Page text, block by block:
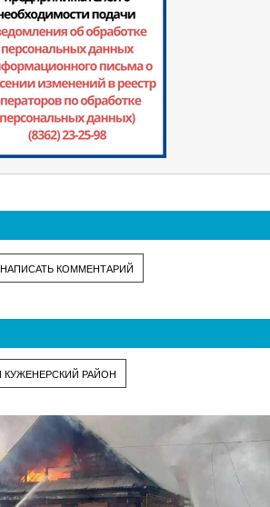
НАПИСАТЬ КОММЕНТАРИЙ
КУЖЕНЕРСКИЙ РАЙОН